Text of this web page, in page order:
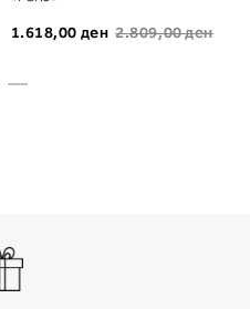
1.618,00 ден 2.809,00 ден
колоната што сте ја одредиле со